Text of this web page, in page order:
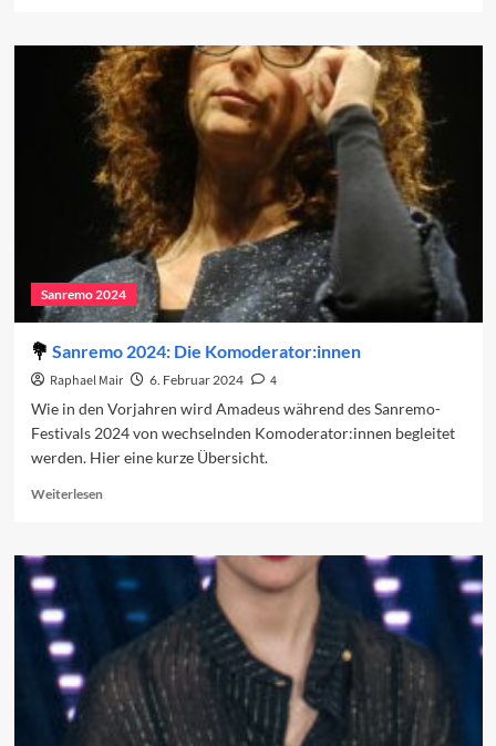
Sanremo
2024:
Der
zweite
Abend
Sanremo 2024
Sanremo 2024: Die Komoderator:innen
Raphael Mair 6. Februar 2024
4
Wie in den Vorjahren wird Amadeus während des Sanremo-
Festivals 2024 von wechselnden Komoderator:innen begleitet
werden. Hier eine kurze Übersicht.
WeiterlesenRead
Sanremo
2024:
Komoderator:innen